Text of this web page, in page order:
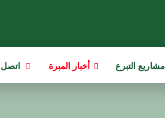
مشاريع التبرع أخبار المبرة اتصل